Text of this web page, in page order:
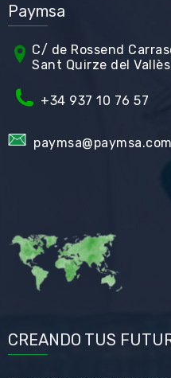
Paymsa
C/ de Rossend
Sant Quirze del
+34 937 10 76 57
paymsa@paymsa.com
CREANDO TUS